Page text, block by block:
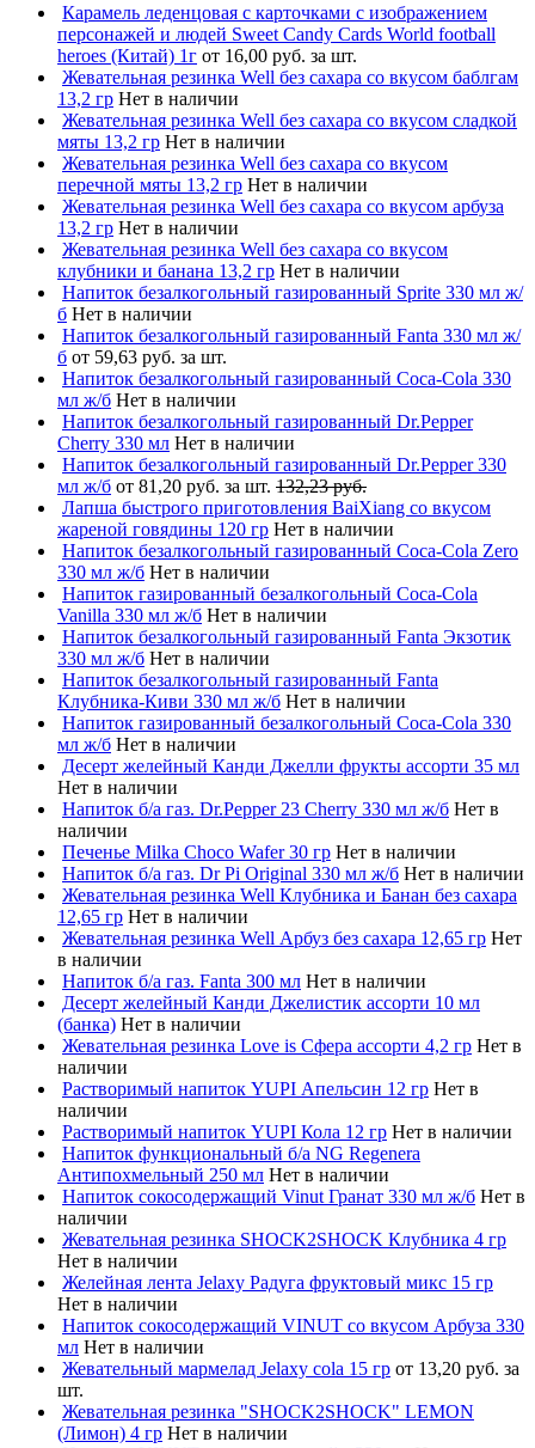
Карамель леденцовая с карточками с изображением
персонажей и людей Sweet Candy Cards World football
heroes (Китай) 1г от 16,00 руб. за шт.
Жевательная резинка Well без сахара со вкусом баблгам
13,2 гр Нет в наличии
Жевательная резинка Well без сахара со вкусом сладкой
мяты 13,2 гр Нет в наличии
Жевательная резинка Well без сахара со вкусом
перечной мяты 13,2 гр Нет в наличии
Жевательная резинка Well без сахара со вкусом арбуза
13,2 гр Нет в наличии
Жевательная резинка Well без сахара со вкусом
клубники и банана 13,2 гр Нет в наличии
Напиток безалкогольный газированный Sprite 330 мл ж/
б Нет в наличии
Напиток безалкогольный газированный Fanta 330 мл ж/
б от 59,63 руб. за шт.
Напиток безалкогольный газированный Coca-Cola 330
мл ж/б Нет в наличии
Напиток безалкогольный газированный Dr.Pepper
Cherry 330 мл Нет в наличии
Напиток безалкогольный газированный Dr.Pepper 330
мл ж/б от 81,20 руб. за шт. 132,23 руб.
Лапша быстрого приготовления BaiXiang со вкусом
жареной говядины 120 гр Нет в наличии
Напиток безалкогольный газированный Coca-Cola Zero
330 мл ж/б Нет в наличии
Напиток газированный безалкогольный Coca-Cola
Vanilla 330 мл ж/б Нет в наличии
Напиток безалкогольный газированный Fanta Экзотик
330 мл ж/б Нет в наличии
Напиток безалкогольный газированный Fanta
Клубника-Киви 330 мл ж/б Нет в наличии
Напиток газированный безалкогольный Coca-Cola 330
мл ж/б Нет в наличии
Десерт желейный Канди Джелли фрукты ассорти 35 мл
Нет в наличии
Напиток б/а газ. Dr.Pepper 23 Cherry 330 мл ж/б Нет в
наличии
Печенье Milka Choco Wafer 30 гр Нет в наличии
Напиток б/а газ. Dr Pi Original 330 мл ж/б Нет в наличии
Жевательная резинка Well Клубника и Банан без сахара
12,65 гр Нет в наличии
Жевательная резинка Well Арбуз без сахара 12,65 гр Нет
в наличии
Напиток б/а газ. Fanta 300 мл Нет в наличии
Десерт желейный Канди Джелистик ассорти 10 мл
(банка) Нет в наличии
Жевательная резинка Love is Сфера ассорти 4,2 гр Нет в
наличии
Растворимый напиток YUPI Апельсин 12 гр Нет в
наличии
Растворимый напиток YUPI Кола 12 гр Нет в наличии
Напиток функциональный б/а NG Regenera
Антипохмельный 250 мл Нет в наличии
Напиток сокосодержащий Vinut Гранат 330 мл ж/б Нет в
наличии
Жевательная резинка SHOCK2SHOCK Клубника 4 гр
Нет в наличии
Желейная лента Jelaxy Радуга фруктовый микс 15 гр
Нет в наличии
Напиток сокосодержащий VINUT со вкусом Арбуза 330
мл Нет в наличии
Жевательный мармелад Jelaxy cola 15 гр от 13,20 руб. за
шт.
Жевательная резинка "SHOCK2SHOCK" LEMON
(Лимон) 4 гр Нет в наличии